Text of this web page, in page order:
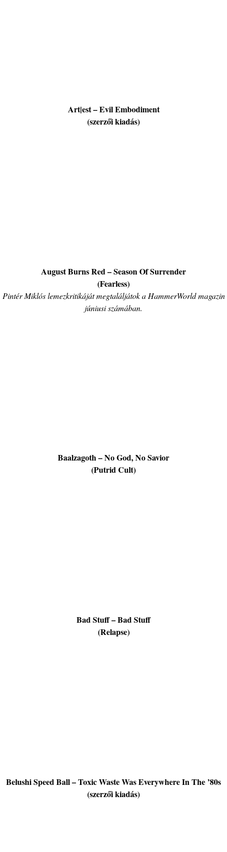
Art|est – Evil Embodiment
(szerzői kiadás)
August Burns Red – Season Of Surrender
(Fearless)
Pintér Miklós lemezkritikáját megtaláljátok a HammerWorld magazin
júniusi számában.
Baalzagoth – No God, No Savior
(Putrid Cult)
Bad Stuff – Bad Stuff
(Relapse)
Belushi Speed Ball – Toxic Waste Was Everywhere In The ’80s
(szerzői kiadás)